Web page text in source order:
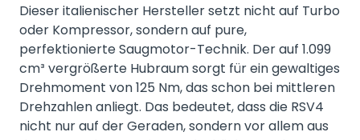
Dieser italienischer Hersteller setzt nicht auf Turbo
oder Kompressor, sondern auf pure,
perfektionierte Saugmotor-Technik. Der auf 1.099
cm³ vergrößerte Hubraum sorgt für ein gewaltiges
Drehmoment von 125 Nm, das schon bei mittleren
Drehzahlen anliegt. Das bedeutet, dass die RSV4
nicht nur auf der Geraden, sondern vor allem aus